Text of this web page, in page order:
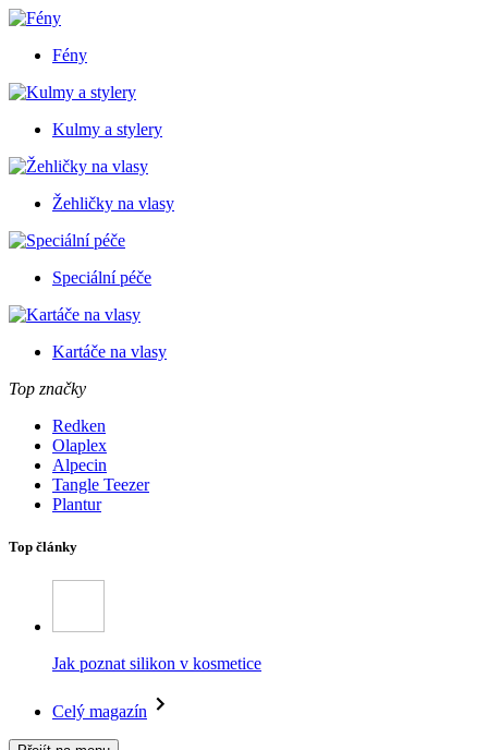
Fény
Kulmy a stylery
Žehličky na vlasy
Speciální péče
Kartáče na vlasy
Top značky
Redken
Olaplex
Alpecin
Tangle Teezer
Plantur
Top články
Jak poznat silikon v kosmetice
Celý magazín